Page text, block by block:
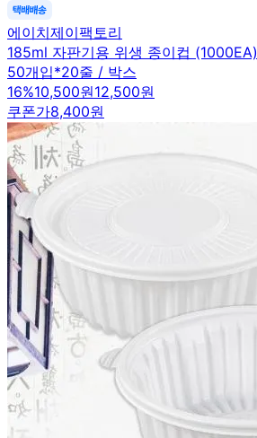
에이치제이팩토리
185ml 자판기용 위생 종이컵 (1000EA)
50개입*20줄 / 박스
16%10,500원12,500원
쿠폰가8,400원